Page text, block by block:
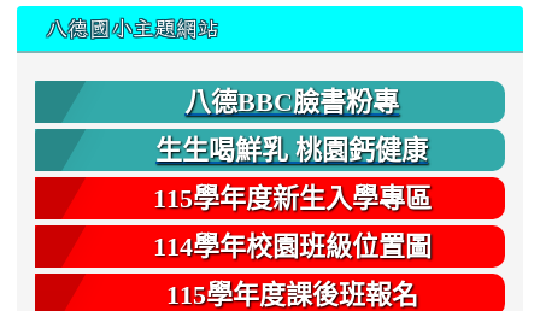
八德國小主題網站
八德BBC臉書粉專
生生喝鮮乳 桃園鈣健康
115學年度新生入學專區
114學年校園班級位置圖
115學年度課後班報名